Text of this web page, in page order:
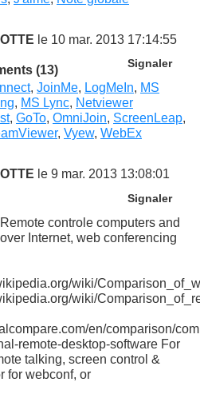
le 10 mar. 2013 17:14:55
Signaler
(13)
, JoinMe, LogMeIn, MS
, MS Lync, Netviewer
, GoTo, OmniJoin, ScreenLeap,
, Vyew, WebEx
le 9 mar. 2013 13:08:01
Signaler
controle computers and
Internet, web conferencing
wiki/
wiki/
en/comparison/
remote-desktop-software For
talking, screen control &
for webconf, or